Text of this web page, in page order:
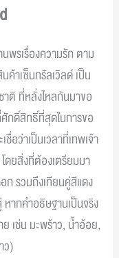
พรเรื่องความรัก ตาม
าเซ็นทรัลเวิลด์ เป็น
าติ ที่หลั่งไหลกันมาขอ
ศักดิ์สิทธิ์ที่สุดในการขอ
อว่าเป็นเวลาที่เทพเจ้า
ดยสิ่งที่ต้องเตรียมมา
ก รวมถึงเทียนคู่สีแดง
ากคำอธิษฐานเป็นจริง
เช่น มะพร้าว, น้ำอ้อย,
ว)